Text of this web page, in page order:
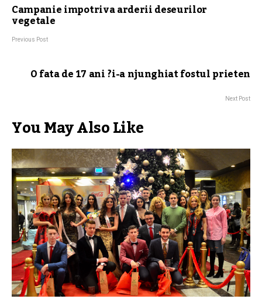
Campanie impotriva arderii deseurilor
vegetale
Previous Post
O fata de 17 ani ?i-a njunghiat fostul prieten
Next Post
You May Also Like